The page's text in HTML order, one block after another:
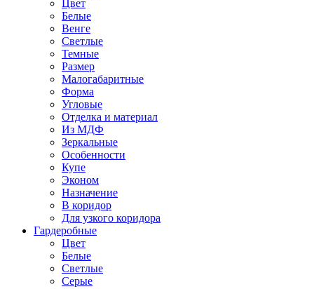
Цвет
Белые
Венге
Светлые
Темные
Размер
Малогабаритные
Форма
Угловые
Отделка и материал
Из МДФ
Зеркальные
Особенности
Купе
Эконом
Назначение
В коридор
Для узкого коридора
Гардеробные
Цвет
Белые
Светлые
Серые